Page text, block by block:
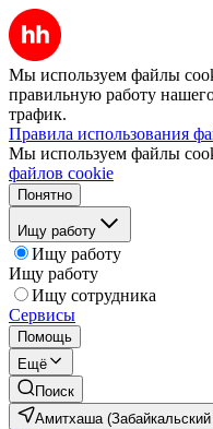
Мы используем файлы
правильную работу
трафик.
Правила использования
Мы используем файлы
файлов cookie
Понятно
Ищу работу
Ищу работу
Ищу работу
Ищу сотрудника
Сервисы
Помощь
Ещё
Поиск
Амитхаша (Забайкальский